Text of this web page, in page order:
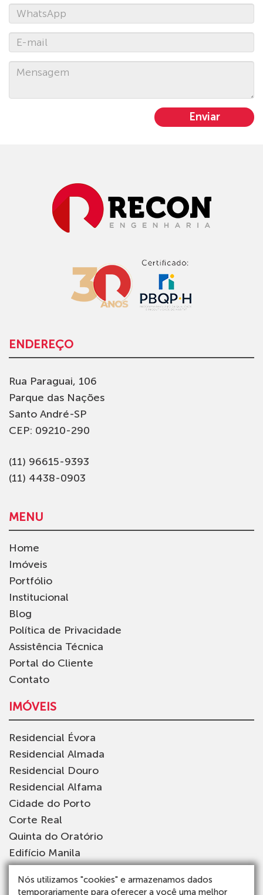
Enviar
ENDEREÇO
Rua Paraguai, 106
Parque das Nações
Santo André-SP
CEP: 09210-290
(11) 96615-9393
(11) 4438-0903
MENU
Home
Imóveis
Portfólio
Institucional
Blog
Política de Privacidade
Assistência Técnica
Portal do Cliente
Contato
IMÓVEIS
Residencial Évora
Residencial Almada
Residencial Douro
Residencial Alfama
Cidade do Porto
Corte Real
Quinta do Oratório
Edifício Manila
Estádio da Luz
Edifício Funchal
Nós utilizamos "cookies" e armazenamos dados
temporariamente para oferecer a você uma melhor